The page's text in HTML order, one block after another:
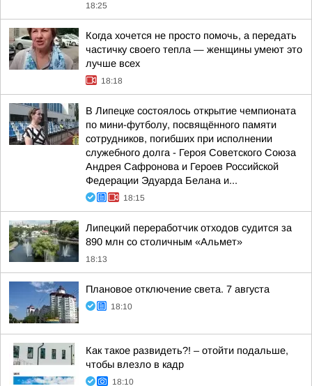
18:25
Когда хочется не просто помочь, а передать
частичку своего тепла — женщины умеют это
лучше всех
18:18
В Липецке состоялось открытие чемпионата
по мини-футболу, посвящённого памяти
сотрудников, погибших при исполнении
служебного долга - Героя Советского Союза
Андрея Сафронова и Героев Российской
Федерации Эдуарда Белана и...
18:15
Липецкий переработчик отходов судится за
890 млн со столичным «Альмет»
18:13
Плановое отключение света. 7 августа
18:10
Как такое развидеть?! – отойти подальше,
чтобы влезло в кадр
18:10